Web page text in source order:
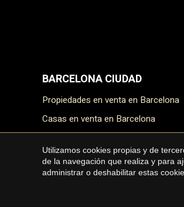
BARCELONA CIUDAD
Propiedades en venta en Barcelona
Casas en venta en Barcelona
Áticos en venta en Barcelona
Dúplex en venta en Barcelona
Utilizamos cookies propias y de
de la navegación que realiza y para
administrar o deshabilitar estas